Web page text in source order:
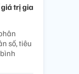
trị gia
số, tiêu